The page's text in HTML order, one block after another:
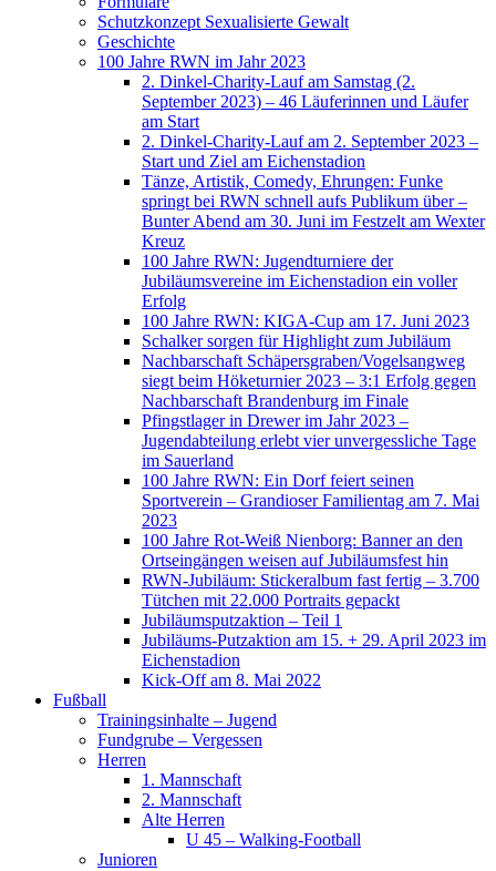
Schutzkonzept Sexualisierte Gewalt
Geschichte
100 Jahre RWN im Jahr 2023
2. Dinkel-Charity-Lauf am Samstag (2.
September 2023) – 46 Läuferinnen und Läufer
am Start
2. Dinkel-Charity-Lauf am 2. September 2023 –
Start und Ziel am Eichenstadion
Tänze, Artistik, Comedy, Ehrungen: Funke
springt bei RWN schnell aufs Publikum über –
Bunter Abend am 30. Juni im Festzelt am Wexter
Kreuz
100 Jahre RWN: Jugendturniere der
Jubiläumsvereine im Eichenstadion ein voller
Erfolg
100 Jahre RWN: KIGA-Cup am 17. Juni 2023
Schalker sorgen für Highlight zum Jubiläum
Nachbarschaft Schäpersgraben/Vogelsangweg
siegt beim Höketurnier 2023 – 3:1 Erfolg gegen
Nachbarschaft Brandenburg im Finale
Pfingstlager in Drewer im Jahr 2023 –
Jugendabteilung erlebt vier unvergessliche Tage
im Sauerland
100 Jahre RWN: Ein Dorf feiert seinen
Sportverein – Grandioser Familientag am 7. Mai
2023
100 Jahre Rot-Weiß Nienborg: Banner an den
Ortseingängen weisen auf Jubiläumsfest hin
RWN-Jubiläum: Stickeralbum fast fertig – 3.700
Tütchen mit 22.000 Portraits gepackt
Jubiläumsputzaktion – Teil 1
Jubiläums-Putzaktion am 15. + 29. April 2023 im
Eichenstadion
Kick-Off am 8. Mai 2022
Fußball
Trainingsinhalte – Jugend
Fundgrube – Vergessen
Herren
1. Mannschaft
2. Mannschaft
Alte Herren
U 45 – Walking-Football
Junioren